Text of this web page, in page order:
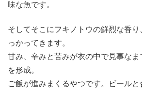
味な魚です。
そしてそこにフキノトウの鮮烈な香
っかってきます。
甘み、辛みと苦みが衣の中で見事な
を形成。
ご飯が進みまくるやつです。ビール